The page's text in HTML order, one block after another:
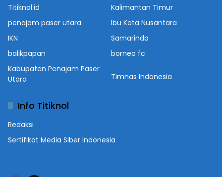
Titiknol.id
Kalimantan Timur
penajam paser utara
Ibu Kota Nusantara
IKN
Samarinda
balikpapan
borneo fc
Kabupaten Penajam Paser
Utara
Timnas Indonesia
Info Titiknol
Redaksi
Sertifikat Media Siber Indonesia